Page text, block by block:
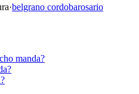
·belgrano cordobarosario
manda?